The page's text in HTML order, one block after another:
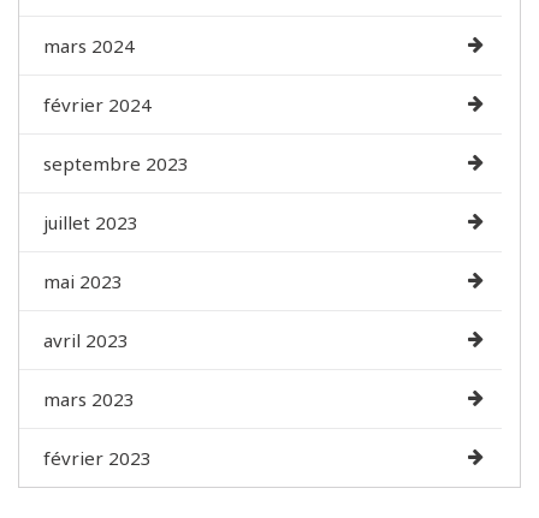
mars 2024
février 2024
septembre 2023
juillet 2023
mai 2023
avril 2023
mars 2023
février 2023